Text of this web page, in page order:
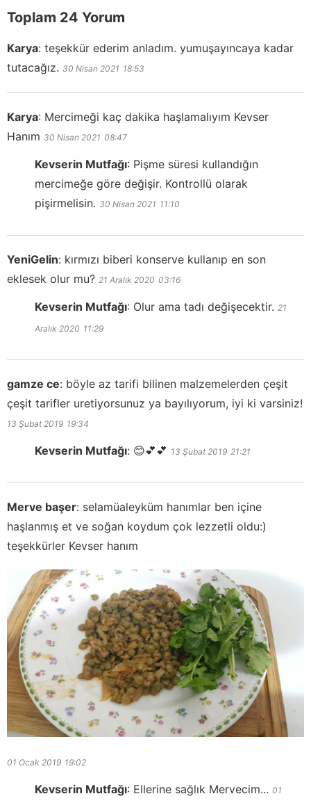
Toplam 24 Yorum
Karya: teşekkür ederim anladım. yumuşayıncaya kadar
tutacağız. 30 Nisan 2021 18:53
Karya: Mercimeği kaç dakika haşlamalıyım Kevser
Hanım 30 Nisan 2021 08:47
Kevserin Mutfağı: Pişme süresi kullandığın
mercimeğe göre değişir. Kontrollü olarak
pişirmelisin. 30 Nisan 2021 11:10
YeniGelin: kırmızı biberi konserve kullanıp en son
eklesek olur mu? 21 Aralık 2020 03:16
Kevserin Mutfağı: Olur ama tadı değişecektir. 21
Aralık 2020 11:29
gamze ce: böyle az tarifi bilinen malzemelerden çeşit
çeşit tarifler uretiyorsunuz ya bayılıyorum, iyi ki varsiniz!
13 Şubat 2019 19:34
Kevserin Mutfağı: 😊💕💕 13 Şubat 2019 21:21
Merve başer: selamüaleyküm hanımlar ben içine
haşlanmış et ve soğan koydum çok lezzetli oldu:)
teşekkürler Kevser hanım
01 Ocak 2019 19:02
Kevserin Mutfağı: Ellerine sağlık Mervecim... 01